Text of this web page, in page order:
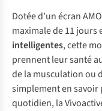
Dotée d’un écran
maximale de 11 jours
intelligentes, cette
prennent leur santé
de la musculation ou
simplement en savoir
quotidien, la